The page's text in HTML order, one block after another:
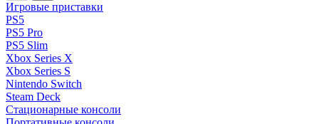
Игровые приставки
PS5
PS5 Pro
PS5 Slim
Xbox Series X
Xbox Series S
Nintendo Switch
Steam Deck
Стационарные консоли